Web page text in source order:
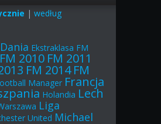
| według
Dania Ekstraklasa FM
FM 2010 FM 2011
FM 2014 FM
Manager Francja
Holandia Lech
Liga
United Michael